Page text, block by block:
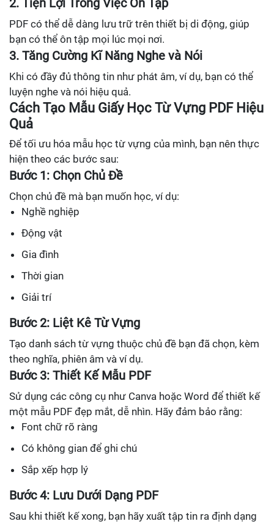
PDF có thể dễ dàng lưu trữ trên thiết bị di động, giúp
bạn có thể ôn tập mọi lúc mọi nơi.
3. Tăng Cường Kĩ Năng Nghe và Nói
Khi có đầy đủ thông tin như phát âm, ví dụ, bạn có thể
luyện nghe và nói hiệu quả.
Cách Tạo Mẫu Giấy Học Từ Vựng PDF Hiệu
Quả
Để tối ưu hóa mẫu học từ vựng của mình, bạn nên thực
hiện theo các bước sau:
Bước 1: Chọn Chủ Đề
Chọn chủ đề mà bạn muốn học, ví dụ:
Nghề nghiệp
Động vật
Gia đình
Thời gian
Giải trí
Bước 2: Liệt Kê Từ Vựng
Tạo danh sách từ vựng thuộc chủ đề bạn đã chọn, kèm
theo nghĩa, phiên âm và ví dụ.
Bước 3: Thiết Kế Mẫu PDF
Sử dụng các công cụ như Canva hoặc Word để thiết kế
một mẫu PDF đẹp mắt, dễ nhìn. Hãy đảm bảo rằng:
Font chữ rõ ràng
Có không gian để ghi chú
Sắp xếp hợp lý
Bước 4: Lưu Dưới Dạng PDF
Sau khi thiết kế xong, bạn hãy xuất tập tin ra định dạng